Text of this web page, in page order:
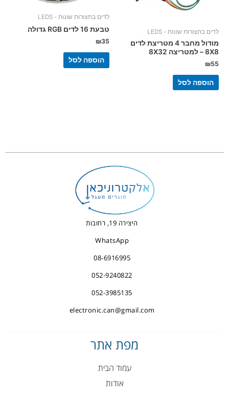
לדים בתצורות שונות - LEDS
מודול מחבר 4 מטריצת לדים
8X8 – למטריצה 8X32
₪55
הוספה לסל
לדים בתצורות שונות - LEDS
טבעת 16 לדים RGB גדולה
₪35
הוספה לסל
היצירה 19, רחובות
WhatsApp
08-6916995
052-9240822
052-3985135
electronic.can@gmail.com
מפת אתר
עמוד הבית
אודות